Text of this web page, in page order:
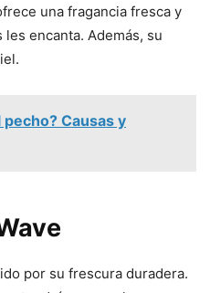
una fragancia fresca y
encanta. Además, su
Causas y
por su frescura duradera.